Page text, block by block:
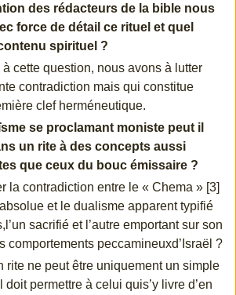
des rédacteurs de la bible nous
force de détail ce rituel et quel
spirituel ?
cette question, nous avons à lutter
contradiction mais qui constitue
clef herméneutique.
se proclamant moniste peut il
un rite à des concepts aussi
que ceux du bouc émissaire ?
la contradiction entre le « Chema » [3]
et le dualisme apparent typifié
sacrifié et l’autre emportant sur son
comportements peccamineuxd’Israël ?
rite ne peut être uniquement un simple
permettre à celui quis’y livre d’en